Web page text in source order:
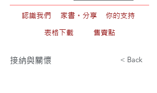
認識我們 家書。分享
你的支持
表格下載
售賣點
接納與關懷 < Back